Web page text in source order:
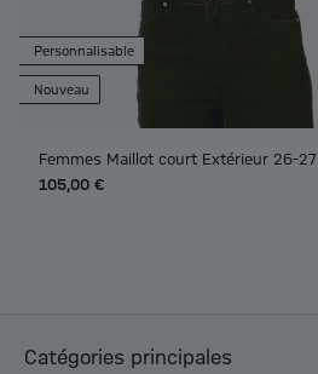
Personnalisable
Nouveau
Femmes Maillot court Extérieur 26-27
105,00 €
Catégories principales